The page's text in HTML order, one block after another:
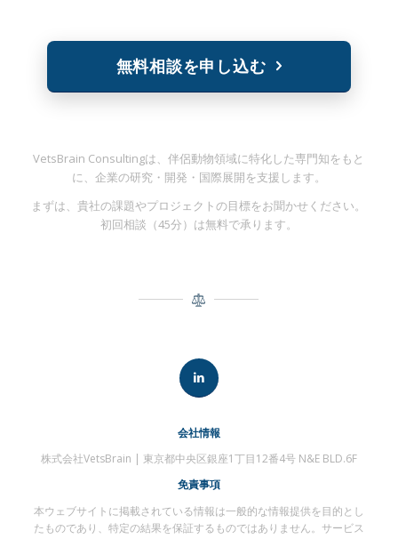
無料相談を申し込む
VetsBrain Consultingは、伴侶動物領域に特化した専門知をもと
に、企業の研究・開発・国際展開を支援します。
まずは、貴社の課題やプロジェクトの目標をお聞かせください。
初回相談（45分）は無料で承ります。
会社情報
株式会社VetsBrain | 東京都中央区銀座1丁目12番4号 N&E BLD.6F
免責事項
本ウェブサイトに掲載されている情報は一般的な情報提供を目的とし
たものであり、特定の結果を保証するものではありません。サービス